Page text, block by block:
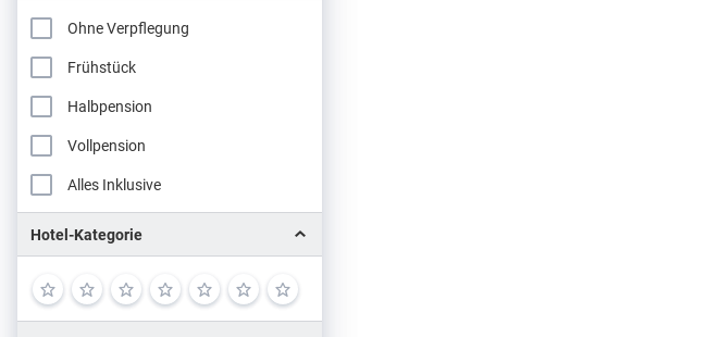
Ohne Verpflegung
Frühstück
Halbpension
Vollpension
Alles Inklusive
Hotel-Kategorie